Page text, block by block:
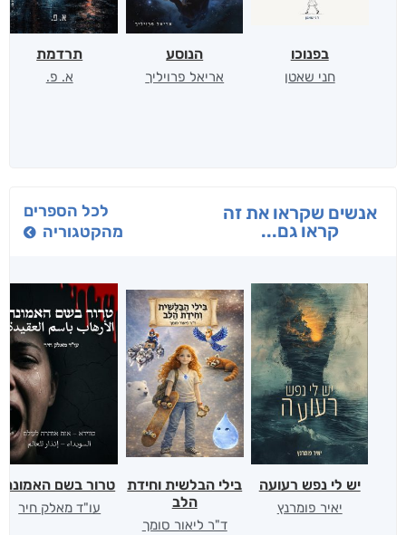
בפנוכו
חני שאטן
הנוסע
אריאל פרויליך
תרדמת
א. פ.
אנשים שקראו את זה
קראו גם...
לכל הספרים
מהקטגוריה
יש לי נפש רעועה
יאיר פומרנץ
בילי הבלשית וחידת
הלב
ד"ר ליאור סומך
טרור בשם האמונה
עו"ד מאלק חיר